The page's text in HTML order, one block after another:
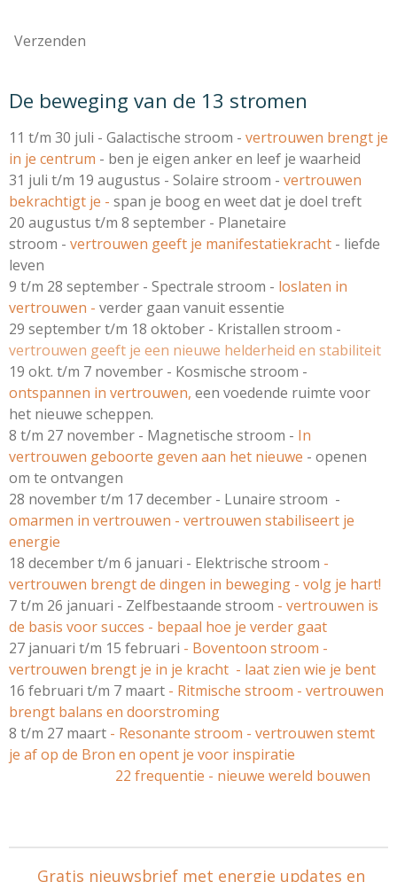
Verzenden
De beweging van de 13 stromen
11 t/m 30 juli - Galactische stroom - vertrouwen brengt je
in je centrum - ben je eigen anker en leef je waarheid
31 juli t/m 19 augustus - Solaire stroom - vertrouwen
bekrachtigt je - span je boog en weet dat je doel treft
20 augustus t/m 8 september - Planetaire
stroom - vertrouwen geeft je manifestatiekracht - liefde
leven
9 t/m 28 september - Spectrale stroom - loslaten in
vertrouwen - verder gaan vanuit essentie
29 september t/m 18 oktober - Kristallen stroom -
vertrouwen geeft je een nieuwe helderheid en stabiliteit
19 okt. t/m 7 november - Kosmische stroom -
ontspannen in vertrouwen, een voedende ruimte voor
het nieuwe scheppen.
8 t/m 27 november - Magnetische stroom - In
vertrouwen geboorte geven aan het nieuwe - openen
om te ontvangen
28 november t/m 17 december - Lunaire stroom -
omarmen in vertrouwen - vertrouwen stabiliseert je
energie
18 december t/m 6 januari - Elektrische stroom -
vertrouwen brengt de dingen in beweging - volg je hart!
7 t/m 26 januari - Zelfbestaande stroom - vertrouwen is
de basis voor succes - bepaal hoe je verder gaat
27 januari t/m 15 februari - Boventoon stroom -
vertrouwen brengt je in je kracht - laat zien wie je bent
16 februari t/m 7 maart - Ritmische stroom - vertrouwen
brengt balans en doorstroming
8 t/m 27 maart - Resonante stroom - vertrouwen stemt
je af op de Bron en opent je voor inspiratie
22 frequentie - nieuwe wereld bouwen
Gratis nieuwsbrief met energie updates en